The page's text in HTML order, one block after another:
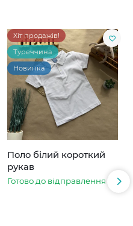
Хіт продажів!
Туреччина
Новинка
Поло білий короткий
рукав
Готово до відправлення